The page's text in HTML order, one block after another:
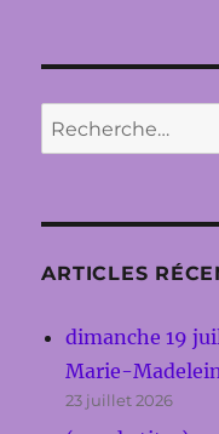
Recherche
pour :
ARTICLES
dimanche 19
Marie-
23 juillet 2026